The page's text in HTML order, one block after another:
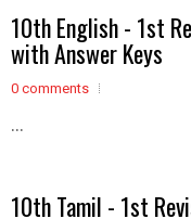
10th English - 1st
with Answer Keys
0 comments
...
10th Tamil - 1st